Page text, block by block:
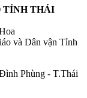
TỈNH THÁI
và Dân vận Tỉnh
Phùng - T.Thái